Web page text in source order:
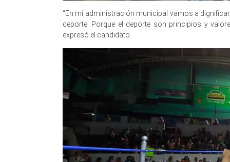
“En mi administración municipal vamos a
deporte. Porque el deporte son principios y
expresó el candidato.